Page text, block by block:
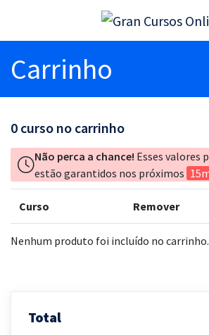
Carrinho
0 curso no carrinho
Não perca a chance! Esses valores
estão garantidos nos próximos
Curso Remover
Nenhum produto foi incluído no carrinho.
Total